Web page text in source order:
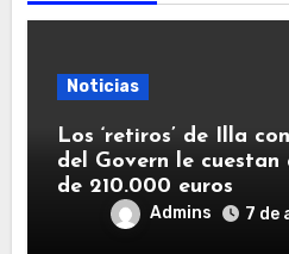
Noticias
Los ‘retiros’ de Illa
del Govern le cuestan
de 210.000 euros
Admins 7 de